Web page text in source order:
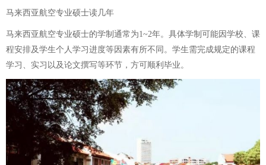
马来西亚航空专业硕士读几年
马来西亚航空专业硕士的学制通常为1~2年。具体学制可能因学校、课
程安排及学生个人学习进度等因素有所不同。学生需完成规定的课程
学习、实习以及论文撰写等环节，方可顺利毕业。